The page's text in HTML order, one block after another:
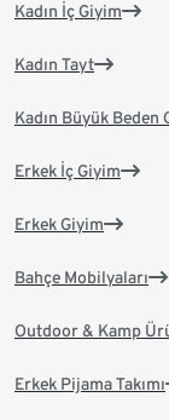
Kadın İç Giyim
Kadın Tayt
Kadın Büyük Beden
Erkek İç Giyim
Erkek Giyim
Bahçe Mobilyaları
Outdoor & Kamp
Erkek Pijama Takımı